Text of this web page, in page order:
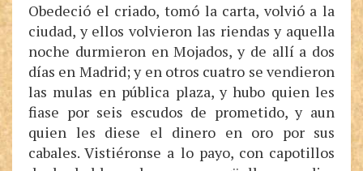
Obedeció el criado, tomó la carta, volvió a la
ciudad, y ellos volvieron las riendas y aquella
noche durmieron en Mojados, y de allí a dos
días en Madrid; y en otros cuatro se vendieron
las mulas en pública plaza, y hubo quien les
fiase por seis escudos de prometido, y aun
quien les diese el dinero en oro por sus
cabales. Vistiéronse a lo payo, con capotillos